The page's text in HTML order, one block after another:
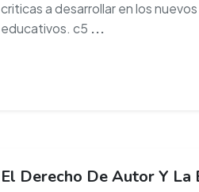
criticas a desarrollar en los
educativos. c5 ...
El Derecho De Autor Y La